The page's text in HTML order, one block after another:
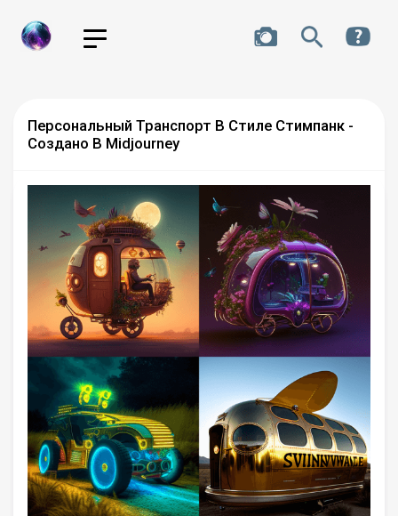
Персональный Транспорт В Стиле Стимпанк -
Создано В Midjourney